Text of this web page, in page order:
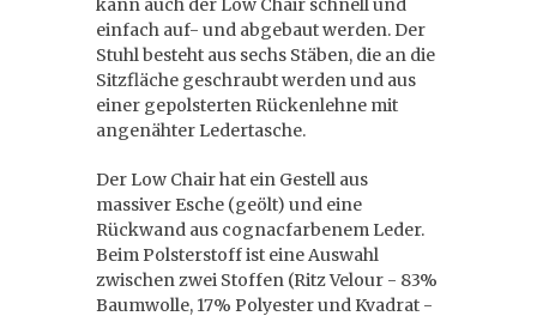
kann auch der Low Chair schnell und
einfach auf- und abgebaut werden. Der
Stuhl besteht aus sechs Stäben, die an die
Sitzfläche geschraubt werden und aus
einer gepolsterten Rückenlehne mit
angenähter Ledertasche.
Der Low Chair hat ein Gestell aus
massiver Esche (geölt) und eine
Rückwand aus cognacfarbenem Leder.
Beim Polsterstoff ist eine Auswahl
zwischen zwei Stoffen (Ritz Velour - 83%
Baumwolle, 17% Polyester und Kvadrat -